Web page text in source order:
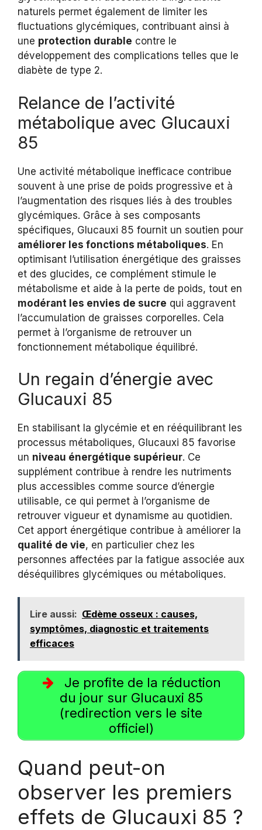
naturels permet également de limiter les
fluctuations glycémiques, contribuant ainsi à
une protection durable contre le
développement des complications telles que le
diabète de type 2.
Relance de l’activité
métabolique avec Glucauxi
85
Une activité métabolique inefficace contribue
souvent à une prise de poids progressive et à
l’augmentation des risques liés à des troubles
glycémiques. Grâce à ses composants
spécifiques, Glucauxi 85 fournit un soutien pour
améliorer les fonctions métaboliques. En
optimisant l’utilisation énergétique des graisses
et des glucides, ce complément stimule le
métabolisme et aide à la perte de poids, tout en
modérant les envies de sucre qui aggravent
l’accumulation de graisses corporelles. Cela
permet à l’organisme de retrouver un
fonctionnement métabolique équilibré.
Un regain d’énergie avec
Glucauxi 85
En stabilisant la glycémie et en rééquilibrant les
processus métaboliques, Glucauxi 85 favorise
un niveau énergétique supérieur. Ce
supplément contribue à rendre les nutriments
plus accessibles comme source d’énergie
utilisable, ce qui permet à l’organisme de
retrouver vigueur et dynamisme au quotidien.
Cet apport énergétique contribue à améliorer la
qualité de vie, en particulier chez les
personnes affectées par la fatigue associée aux
déséquilibres glycémiques ou métaboliques.
Lire aussi: Œdème osseux : causes,
symptômes, diagnostic et traitements
efficaces
Je profite de la réduction
du jour sur Glucauxi 85
(redirection vers le site
officiel)
Quand peut-on
observer les premiers
effets de Glucauxi 85 ?